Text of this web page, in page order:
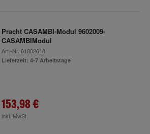
Pracht CASAMBI-Modul 9602009-
CASAMBIModul
Art.-Nr. 61802618
Lieferzeit: 4-7 Arbeitstage
153,98 €
inkl. MwSt.